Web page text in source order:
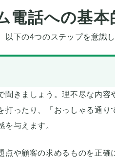
電話への基
下の4つのステップを意識
聞きましょう。理不尽な内
打ったり、「おっしゃる通
を与えます。
点や顧客の求めるものを正